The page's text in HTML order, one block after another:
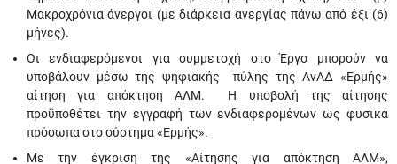
Μακροχρόνια άνεργοι (με διάρκεια ανεργίας πάνω από έξι (6)
μήνες).
Οι ενδιαφερόμενοι για συμμετοχή στο Έργο μπορούν να
υποβάλουν μέσω της ψηφιακής πύλης της ΑνΑΔ «Ερμής»
αίτηση για απόκτηση ΑΛΜ. Η υποβολή της αίτησης
προϋποθέτει την εγγραφή των ενδιαφερομένων ως φυσικά
πρόσωπα στο σύστημα «Ερμής».
Με την έγκριση της «Αίτησης για απόκτηση ΑΛΜ»,